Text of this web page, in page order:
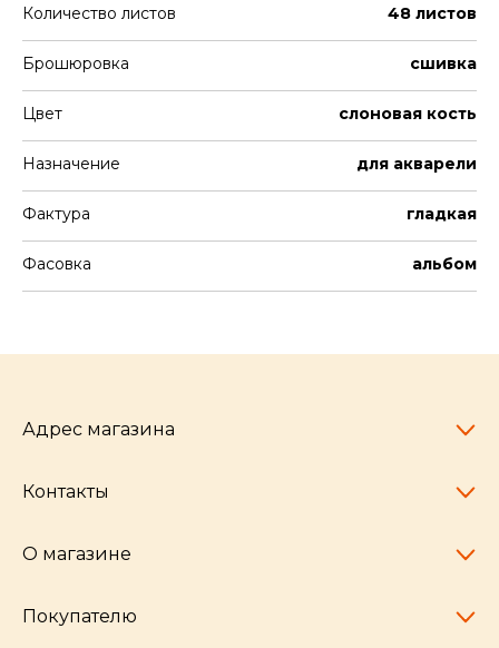
Количество листов 48 листов
Брошюровка сшивка
Цвет слоновая кость
Назначение для акварели
Фактура гладкая
Фасовка альбом
Адрес магазина
Челябинск,
Контакты
pocherkartshop@mail.ru
hello@pocherkartshop.ru
О магазине
Наши истории
Покупателю